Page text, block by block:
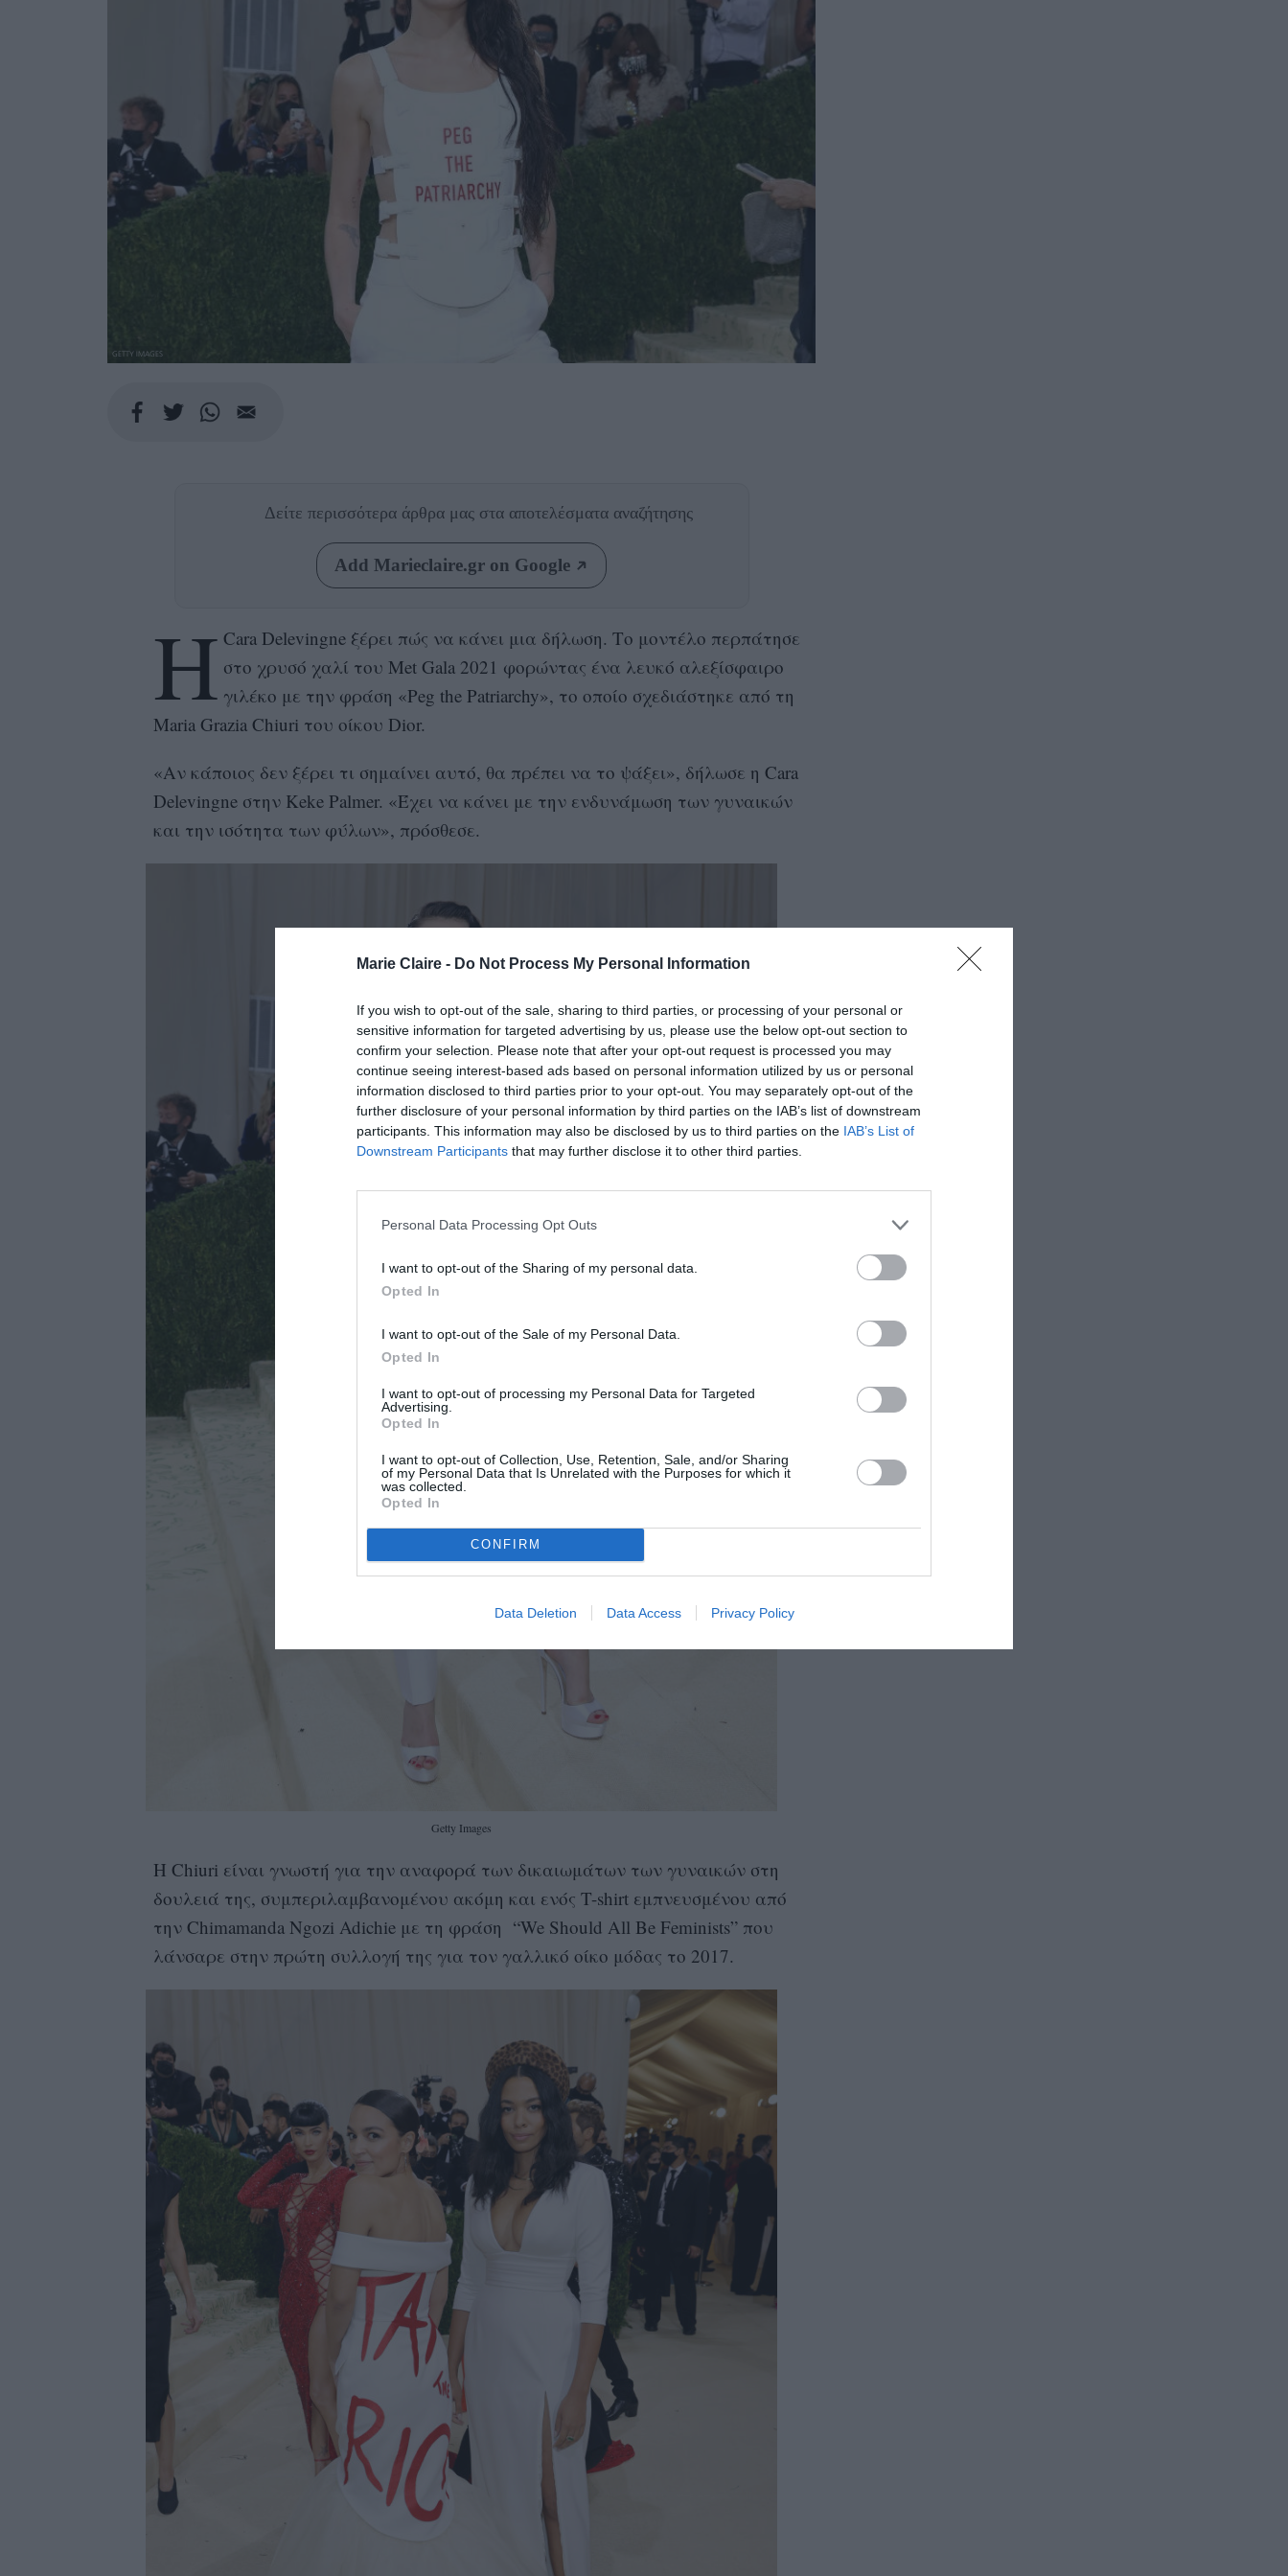
Marie Claire - Do Not Process My Personal Information
If you wish to opt-out of the sale, sharing to third parties, or processing of your personal or
sensitive information for targeted advertising by us, please use the below opt-out section to
confirm your selection. Please note that after your opt-out request is processed you may
continue seeing interest-based ads based on personal information utilized by us or personal
information disclosed to third parties prior to your opt-out. You may separately opt-out of the
further disclosure of your personal information by third parties on the IAB’s list of downstream
participants. This information may also be disclosed by us to third parties on the IAB’s List of
Downstream Participants that may further disclose it to other third parties.
Personal Data Processing Opt Outs
I want to opt-out of the Sharing of my personal data.
Opted In
I want to opt-out of the Sale of my Personal Data.
Opted In
I want to opt-out of processing my Personal Data for Targeted
Advertising.
Opted In
I want to opt-out of Collection, Use, Retention, Sale, and/or Sharing
of my Personal Data that Is Unrelated with the Purposes for which it
was collected.
Opted In
CONFIRM
Data Deletion Data Access Privacy Policy
GETTY IMAGES
Δείτε περισσότερα άρθρα μας στα αποτελέσματα αναζήτησης
Add Marieclaire.gr on Google
Η Cara Delevingne ξέρει πώς να κάνει μια δήλωση. Το μοντέλο περπάτησε
στο χρυσό χαλί του Met Gala 2021 φορώντας ένα λευκό αλεξίσφαιρο
γιλέκο με την φράση «Peg the Patriarchy», το οποίο σχεδιάστηκε από τη
Maria Grazia Chiuri του οίκου Dior.
«Αν κάποιος δεν ξέρει τι σημαίνει αυτό, θα πρέπει να το ψάξει», δήλωσε η Cara
Delevingne στην Keke Palmer. «Έχει να κάνει με την ενδυνάμωση των γυναικών
και την ισότητα των φύλων», πρόσθεσε.
Getty Images
Η Chiuri είναι γνωστή για την αναφορά των δικαιωμάτων των γυναικών στη
δουλειά της, συμπεριλαμβανομένoυ ακόμη και ενός T-shirt εμπνευσμένου από
την Chimamanda Ngozi Adichie με τη φράση “We Should All Be Feminists” που
λάνσαρε στην πρώτη συλλογή της για τον γαλλικό οίκο μόδας το 2017.